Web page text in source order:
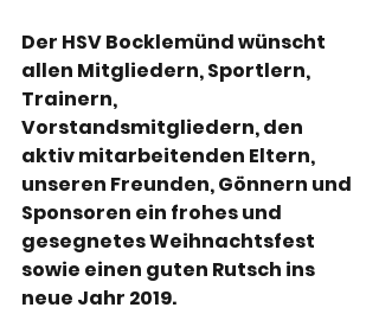
Der HSV Bocklemünd wünscht
allen Mitgliedern, Sportlern,
Trainern,
Vorstandsmitgliedern, den
aktiv mitarbeitenden Eltern,
unseren Freunden, Gönnern und
Sponsoren ein frohes und
gesegnetes Weihnachtsfest
sowie einen guten Rutsch ins
neue Jahr 2019.